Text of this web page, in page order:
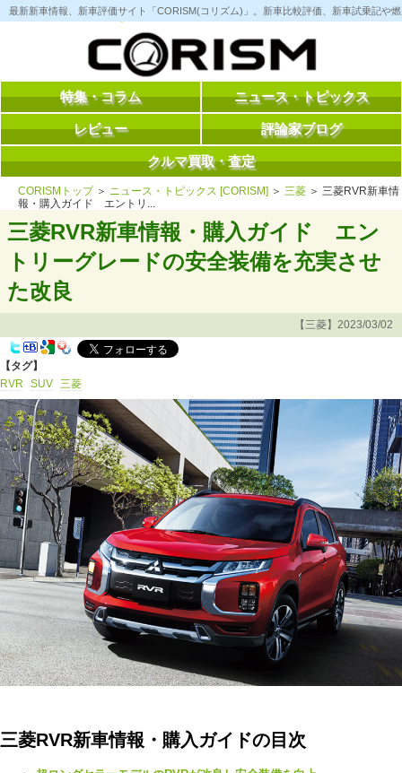
コ
ン
へ
最新新車情報、新車評価サイト「CORISM(コリズム)」。新車比較評価、新車試乗記や
特集・コラム ニュース・トピックス
レビュー 評論家ブログ
クルマ買取・査定
CORISMトップ＞ ニュース・トピックス [CORISM] ＞ 三菱 ＞ 三菱RVR新車情
報・購入ガイド エントリ...
三菱RVR新車情報・購入ガイド エン
トリーグレードの安全装備を充実させ
た改良
【三菱】2023/03/02
【タグ】
RVR
SUV 三菱
三菱RVR新車情報・購入ガイドの目次